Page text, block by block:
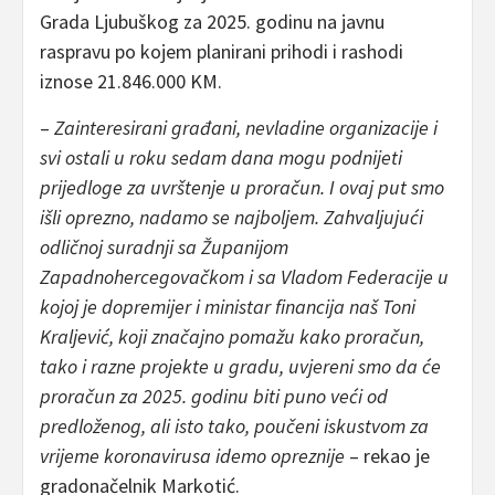
Grada Ljubuškog za 2025. godinu na javnu
raspravu po kojem planirani prihodi i rashodi
iznose 21.846.000 KM.
– Zainteresirani građani, nevladine organizacije i
svi ostali u roku sedam dana mogu podnijeti
prijedloge za uvrštenje u proračun. I ovaj put smo
išli oprezno, nadamo se najboljem. Zahvaljujući
odličnoj suradnji sa Županijom
Zapadnohercegovačkom i sa Vladom Federacije u
kojoj je dopremijer i ministar financija naš Toni
Kraljević, koji značajno pomažu kako proračun,
tako i razne projekte u gradu, uvjereni smo da će
proračun za 2025. godinu biti puno veći od
predloženog, ali isto tako, poučeni iskustvom za
vrijeme koronavirusa idemo opreznije – rekao je
gradonačelnik Markotić.